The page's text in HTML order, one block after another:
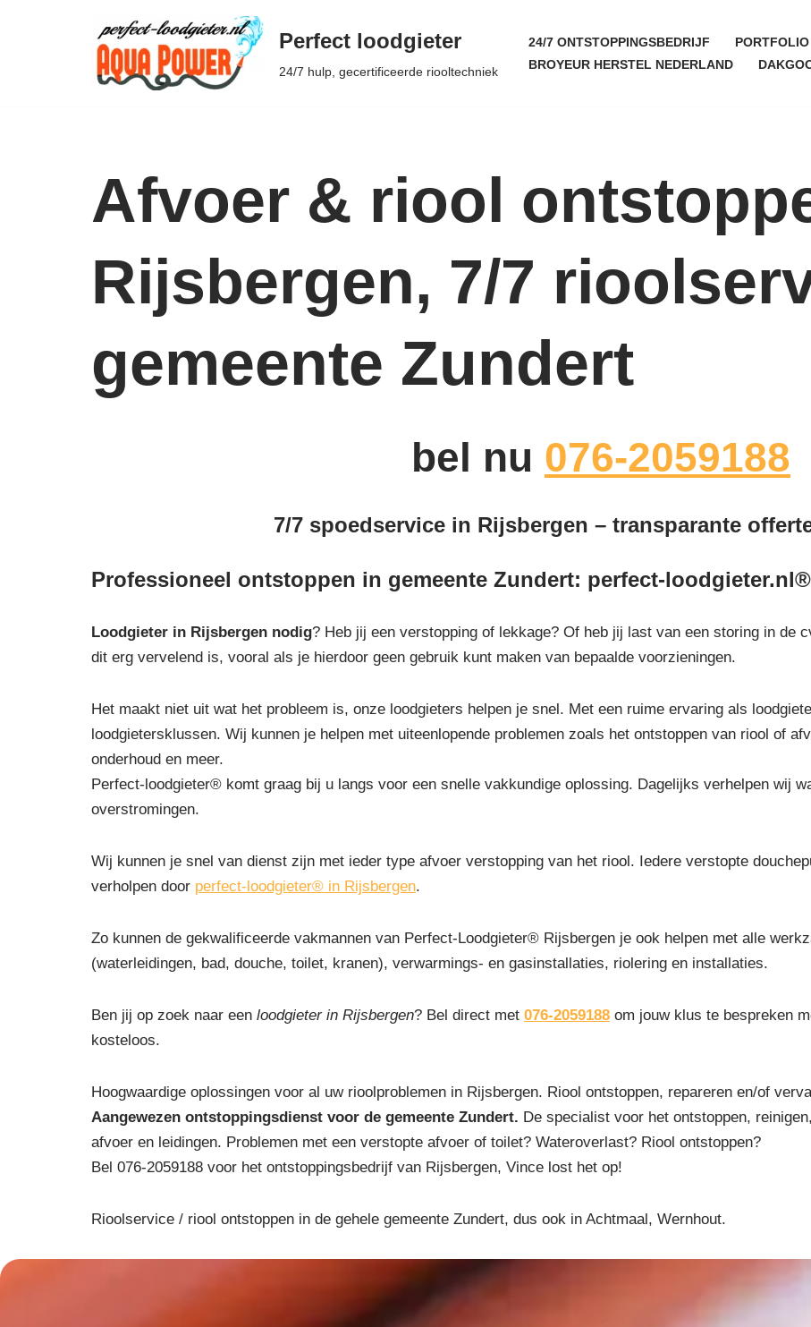
Perfect loodgieter
24/7 hulp, gecertificeerde riooltechniek
24/7 ONTSTOPPINGSBEDRIJF PORTFOLIO
BROYEUR HERSTEL NEDERLAND
Afvoer & riool
Rijsbergen, 7/7
gemeente Zundert
bel nu 076-2059188
7/7 spoedservice in Rijsbergen – transparante
Professioneel ontstoppen in gemeente Zundert: perfect-loodgieter.nl®
Loodgieter in Rijsbergen nodig? Heb jij een verstopping of lekkage? Of heb jij last van een storing in de
dit erg vervelend is, vooral als je hierdoor geen gebruik kunt maken van bepaalde voorzieningen.
Het maakt niet uit wat het probleem is, onze loodgieters helpen je snel. Met een ruime ervaring als
loodgietersklussen. Wij kunnen je helpen met uiteenlopende problemen zoals het ontstoppen van riool of
onderhoud en meer.
Perfect-loodgieter® komt graag bij u langs voor een snelle vakkundige oplossing. Dagelijks verhelpen wij
overstromingen.
Wij kunnen je snel van dienst zijn met ieder type afvoer verstopping van het riool. Iedere verstopte
verholpen door perfect-loodgieter® in Rijsbergen.
Zo kunnen de gekwalificeerde vakmannen van Perfect-Loodgieter® Rijsbergen je ook helpen met alle
(waterleidingen, bad, douche, toilet, kranen), verwarmings- en gasinstallaties, riolering en installaties.
Ben jij op zoek naar een loodgieter in Rijsbergen? Bel direct met 076-2059188 om jouw klus te bespreken
kosteloos.
Hoogwaardige oplossingen voor al uw rioolproblemen in Rijsbergen. Riool ontstoppen, repareren en/of
Aangewezen ontstoppingsdienst voor de gemeente Zundert. De specialist voor het ontstoppen,
afvoer en leidingen. Problemen met een verstopte afvoer of toilet? Wateroverlast? Riool ontstoppen?
Bel 076-2059188 voor het ontstoppingsbedrijf van Rijsbergen, Vince lost het op!
Rioolservice / riool ontstoppen in de gehele gemeente Zundert, dus ook in Achtmaal, Wernhout.